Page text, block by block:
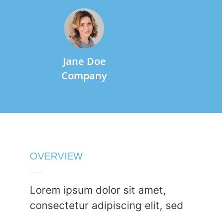
Jane Doe
Company
OVERVIEW
Lorem ipsum dolor sit amet,
consectetur adipiscing elit, sed